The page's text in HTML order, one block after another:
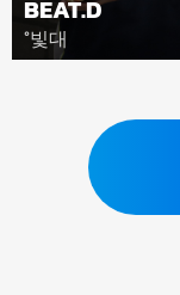
BEAT.D
°빛대